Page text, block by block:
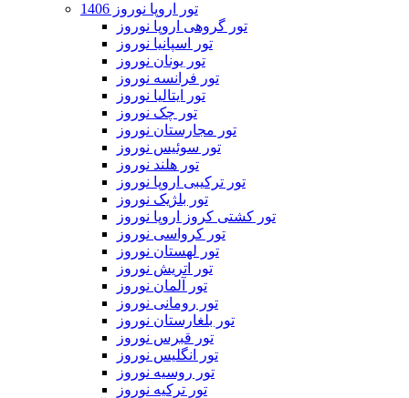
تور اروپا نوروز 1406
تور گروهی اروپا نوروز
تور اسپانیا نوروز
تور یونان نوروز
تور فرانسه نوروز
تور ایتالیا نوروز
تور چک نوروز
تور مجارستان نوروز
تور سوئیس نوروز
تور هلند نوروز
تور ترکیبی اروپا نوروز
تور بلژیک نوروز
تور کشتی کروز اروپا نوروز
تور کرواسی نوروز
تور لهستان نوروز
تور اتریش نوروز
تور آلمان نوروز
تور رومانی نوروز
تور بلغارستان نوروز
تور قبرس نوروز
تور انگلیس نوروز
تور روسیه نوروز
تور ترکیه نوروز